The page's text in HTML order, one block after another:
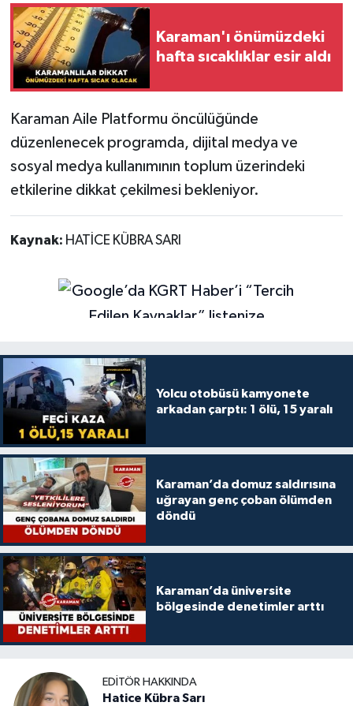
Karaman'ı önümüzdeki
hafta sıcaklıklar esir aldı
Karaman Aile Platformu öncülüğünde
düzenlenecek programda, dijital medya ve
sosyal medya kullanımının toplum üzerindeki
etkilerine dikkat çekilmesi bekleniyor.
Kaynak: HATİCE KÜBRA SARI
Yolcu otobüsü kamyonete
arkadan çarptı: 1 ölü, 15 yaralı
Karaman’da domuz saldırısına
uğrayan genç çoban ölümden
döndü
Karaman’da üniversite
bölgesinde denetimler arttı
EDITÖR HAKKINDA
Hatice Kübra Sarı